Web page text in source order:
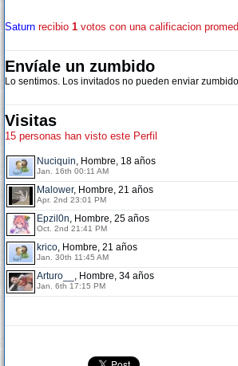
Saturn recibio 1 votos con una calificacion
Envíale un zumbido
Lo sentimos. Los invitados no pueden enviar
Visitas
15 personas han visto este Perfil
Nuciquin, Hombre, 18 años
Jan. 16th 00:11 AM
Malower, Hombre, 21 años
Apr. 2nd 23:01 PM
Epzil0n, Hombre, 25 años
Oct. 2nd 21:41 PM
krico, Hombre, 21 años
Jan. 30th 11:45 AM
Arturo__ , Hombre, 34 años
Jan. 6th 17:15 PM